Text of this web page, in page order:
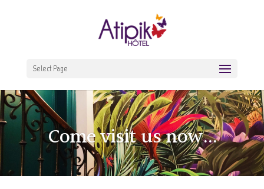
Select Page
Come visit us now...